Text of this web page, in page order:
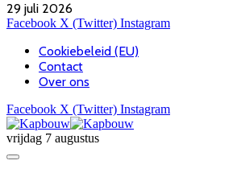
29 juli 2026
Facebook X (Twitter) Instagram
Cookiebeleid (EU)
Contact
Over ons
Facebook X (Twitter) Instagram
vrijdag 7 augustus